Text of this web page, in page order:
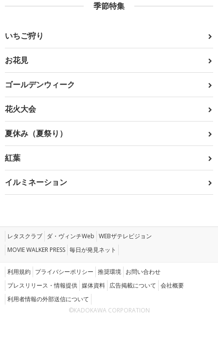
季節特集
いちご狩り
お花見
ゴールデンウィーク
花火大会
夏休み（夏祭り）
紅葉
イルミネーション
レタスクラブ ダ・ヴィンチWeb WEBザテレビジョン
MOVIE WALKER PRESS 毎日が発見ネット
利用規約 プライバシーポリシー 推奨環境 お問い合わせ
プレスリリース・情報提供 媒体資料 広告掲載について 会社概要
利用者情報の外部送信について
©KADOKAWA CORPORATION